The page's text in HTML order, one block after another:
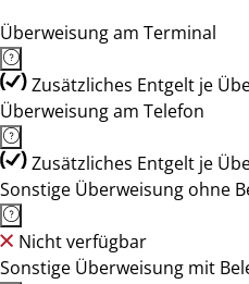
Überweisung am Terminal
Zusätzliches Entgelt je
Überweisung am Telefon
Zusätzliches Entgelt je
Sonstige Überweisung ohne
Nicht verfügbar
Sonstige Überweisung mit